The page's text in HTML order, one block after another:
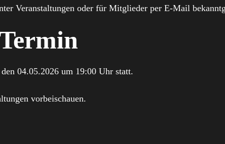
Veranstaltungen oder für Mitglieder per E-Mail
04.05.2026 um 19:00 Uhr statt.
vorbeischauen.